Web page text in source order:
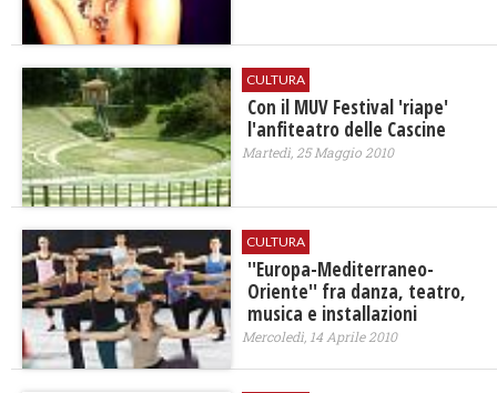
CULTURA
Con il MUV Festival 'riape'
l'anfiteatro delle Cascine
Martedì, 25 Maggio 2010
CULTURA
''Europa-Mediterraneo-
Oriente'' fra danza, teatro,
musica e installazioni
Mercoledì, 14 Aprile 2010